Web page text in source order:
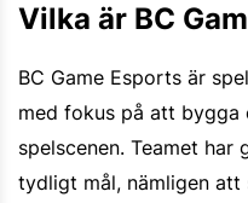
Vilka är BC
BC Game Esports är
med fokus på att bygga
spelscenen. Teamet har
tydligt mål, nämligen